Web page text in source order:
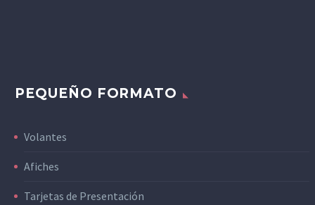
PEQUEÑO FORMATO
Volantes
Afiches
Tarjetas de Presentación